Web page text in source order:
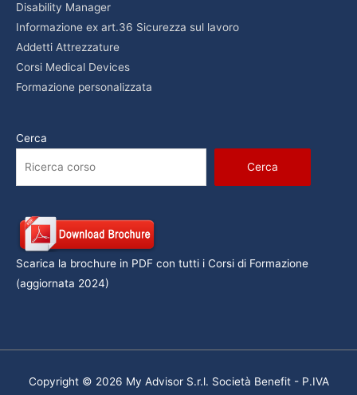
Disability Manager
Informazione ex art.36 Sicurezza sul lavoro
Addetti Attrezzature
Corsi Medical Devices
Formazione personalizzata
Cerca
Cerca
Scarica la brochure in PDF con tutti i Corsi di Formazione
(aggiornata 2024)
Copyright © 2026 My Advisor S.r.l. Società Benefit - P.IVA